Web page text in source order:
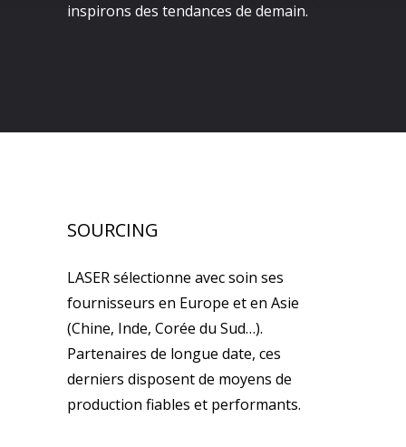
inspirons des tendances de demain.
SOURCING
LASER sélectionne avec soin ses
fournisseurs en Europe et en Asie
(Chine, Inde, Corée du Sud…).
Partenaires de longue date, ces
derniers disposent de moyens de
production fiables et performants.